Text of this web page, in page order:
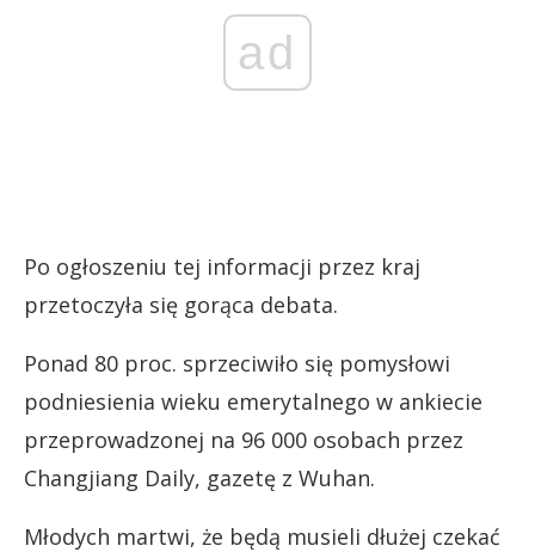
ad
Po ogłoszeniu tej informacji przez kraj
przetoczyła się gorąca debata.
Ponad 80 proc. sprzeciwiło się pomysłowi
podniesienia wieku emerytalnego w ankiecie
przeprowadzonej na 96 000 osobach przez
Changjiang Daily, gazetę z Wuhan.
Młodych martwi, że będą musieli dłużej czekać